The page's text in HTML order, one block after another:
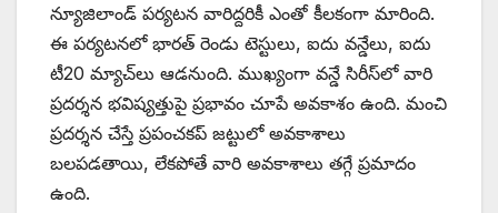
న్యూజిలాండ్ పర్యటన వారిద్దరికీ ఎంతో కీలకంగా మారింది.
ఈ పర్యటనలో భారత్ రెండు టెస్టులు, ఐదు వన్డేలు, ఐదు
టీ20 మ్యాచ్‌లు ఆడనుంది. ముఖ్యంగా వన్డే సిరీస్‌లో వారి
ప్రదర్శన భవిష్యత్తుపై ప్రభావం చూపే అవకాశం ఉంది. మంచి
ప్రదర్శన చేస్తే ప్రపంచకప్ జట్టులో అవకాశాలు
బలపడతాయి, లేకపోతే వారి అవకాశాలు తగ్గే ప్రమాదం
ఉంది.